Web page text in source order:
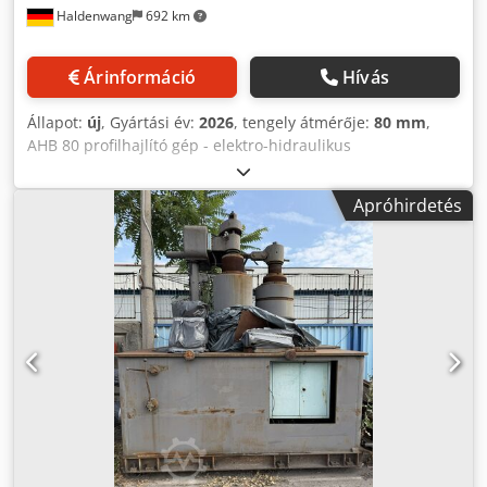
Haldenwang 692 km
Árinformáció Hívás
Állapot: új, Gyártási év: 2026, tengely átmérője: 80 mm,
AHB 80 profilhajlító gép - elektro-hidraulikus
gyűrű-/profilhajlító gép - hidraulikus alsó hengerbeállítás -
az alsó hengerek egyenként állíthatóak - három hajtott
henger - osztott hengersegmensek - digitális kijelző -
érintőképernyő - edzett hengerek és szabvány görgők
Dodsqxcy Hspfx Aiujwa - hidraulikusan állítható oldalsó
kiegyenesítő - vízszintes és függőleges használat -
mozgatható kezelőpanel - CE jelölés / megfelelőségi
nyilatkozat Hengerátmérő 80 mm, edzett teljesen
hidraulikus Motor 400 volt, 50 Hz, 3 fázisú Súly kb. 1700 kg
Méretek: 1340 x 1390 x 1640 mm
Apróhirdetés